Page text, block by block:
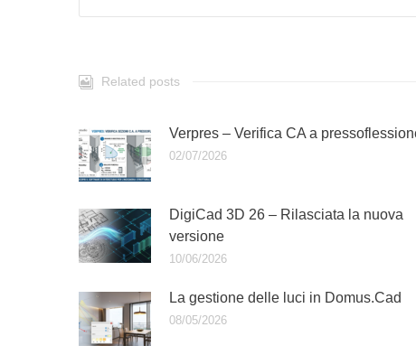
Related posts
Verpres – Verifica CA a
02/07/2026
DigiCad 3D 26 – Rilasciata la nuova
versione
10/06/2026
La gestione delle luci in Domus.Cad
08/05/2026